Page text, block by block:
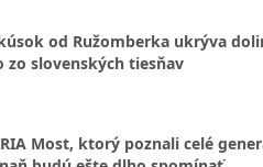
od Ružomberka ukrýva
zo slovenských tiesňav
Most, ktorý poznali celé